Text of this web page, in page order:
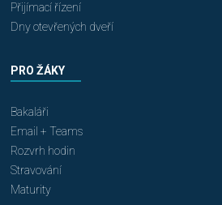
Přijímací řízení
Dny otevřených dveří
PRO ŽÁKY
Bakaláři
Email + Teams
Rozvrh hodin
Stravování
Maturity